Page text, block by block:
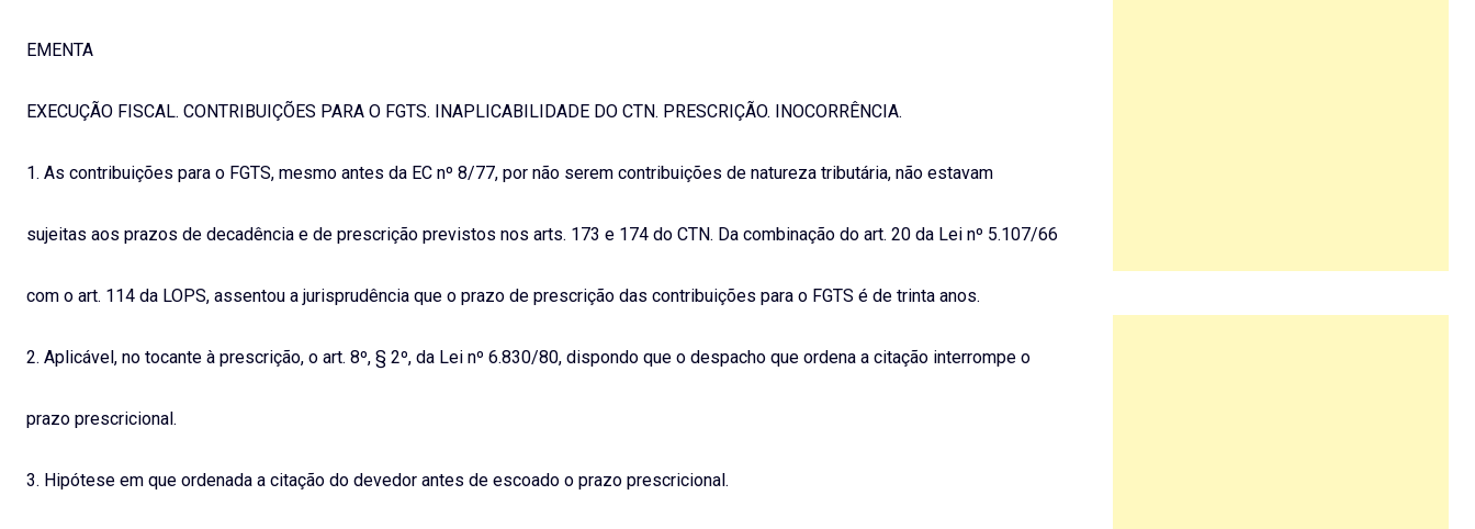
EMENTA
EXECUÇÃO FISCAL. CONTRIBUIÇÕES PARA O FGTS. INAPLICABILIDADE DO CTN. PRESCRIÇÃO. INOCORRÊNCIA.
1. As contribuições para o FGTS, mesmo antes da EC nº 8/77, por não serem contribuições de natureza tributária, não estavam
sujeitas aos prazos de decadência e de prescrição previstos nos arts. 173 e 174 do CTN. Da combinação do art. 20 da Lei nº 5.107/66
com o art. 114 da LOPS, assentou a jurisprudência que o prazo de prescrição das contribuições para o FGTS é de trinta anos.
2. Aplicável, no tocante à prescrição, o art. 8º, § 2º, da Lei nº 6.830/80, dispondo que o despacho que ordena a citação interrompe o
prazo prescricional.
3. Hipótese em que ordenada a citação do devedor antes de escoado o prazo prescricional.